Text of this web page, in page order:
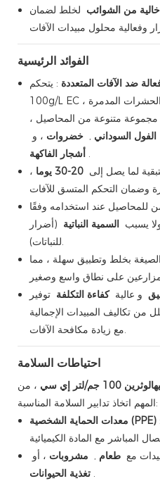
خالية من الشوائب لخلط لضمان
الفوائد الرئيسية
ضد الآفات المتعددة : يتحكم Lambda-Cyhalothrin
100g/L EC في مجموعة واسعة من آفات الحشرات المدمرة ،
مجموعة متنوعة من المحاصيل ،
الفول السوداني , خضروات ، و
أشجار الفاكهة .
لما يصل إلى 20-30 يوما
،
للمحاصيل عند استخدامه وفقًا
يسبب السمية النباتية (أضرار
للنباتات).
بخلط وتطبيق سهلة ، مما
و عالية كفاءة التكلفة توفير
من تكاليف المبيدات الإجمالية
مع زيادة مكافحة الآفات.
احتياطات السلامة
100 جم/لتر إي سي
، من
المهم اتخاذ تدابير السلامة المناسبة:
معدات الحماية الشخصية (PPE)
مع طعام , مشروبات ، أو
تغذية الحيوانات .